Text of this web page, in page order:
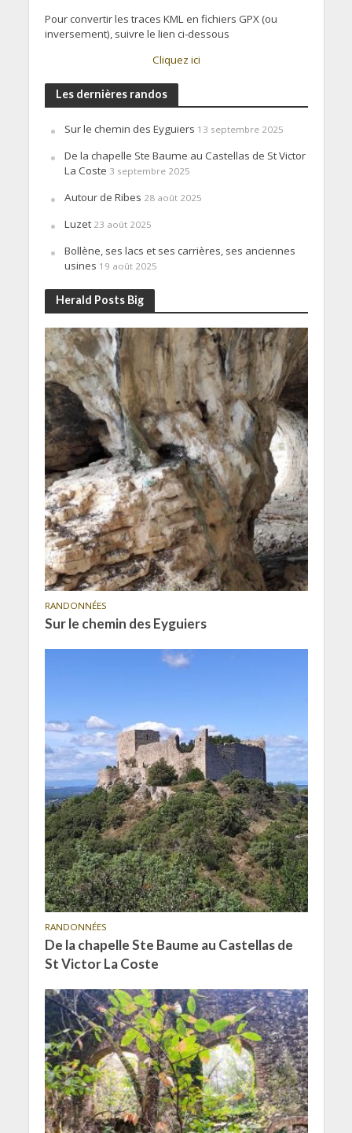
Pour convertir les traces KML en fichiers GPX (ou
inversement), suivre le lien ci-dessous
Cliquez ici
Les dernières randos
Sur le chemin des Eyguiers 13 septembre 2025
De la chapelle Ste Baume au Castellas de St Victor
La Coste 3 septembre 2025
Autour de Ribes 28 août 2025
Luzet 23 août 2025
Bollène, ses lacs et ses carrières, ses anciennes
usines 19 août 2025
Herald Posts Big
RANDONNÉES
Sur le chemin des Eyguiers
RANDONNÉES
De la chapelle Ste Baume au Castellas de
St Victor La Coste